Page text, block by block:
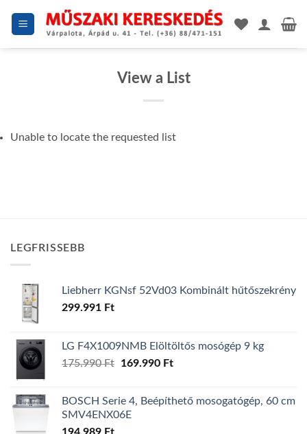
View a List
Unable to locate the requested list
LEGFRISSEBB
Liebherr KGNsf 52Vd03 Kombinált hűtőszekrény
299.991 Ft
LG F4X1009NMB Elöltöltős mosógép 9 kg
175.990Ft
Original
175.990 Ft.
169.990 FtCurrent
169.990 Ft.
BOSCH Serie 4, Beépíthető mosogatógép, 60 cm
SMV4ENX06E